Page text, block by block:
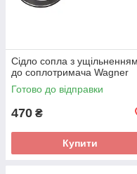
Сідло сопла з ущільненням
до соплотримача Wagner
Готово до відправки
470 ₴
Купити